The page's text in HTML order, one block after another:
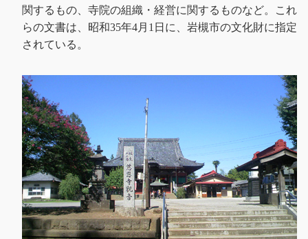
関するもの、寺院の組織・経営に関するものなど。これ
らの文書は、昭和35年4月1日に、岩槻市の文化財に指定
されている。